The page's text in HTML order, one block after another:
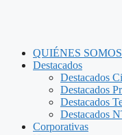
QUIÉNES SOMOS
Destacados
Destacados
Destacados
Destacados
Destacados
Corporativas